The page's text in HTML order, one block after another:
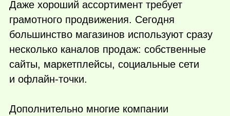
Даже хороший ассортимент требует
грамотного продвижения. Сегодня
большинство магазинов используют сразу
несколько каналов продаж: собственные
сайты, маркетплейсы, социальные сети
и офлайн-точки.
Дополнительно многие компании